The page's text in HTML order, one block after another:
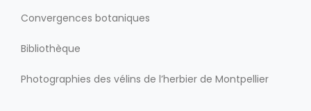
Convergences botaniques
Bibliothèque
Photographies des vélins de l’herbier de Montpellier